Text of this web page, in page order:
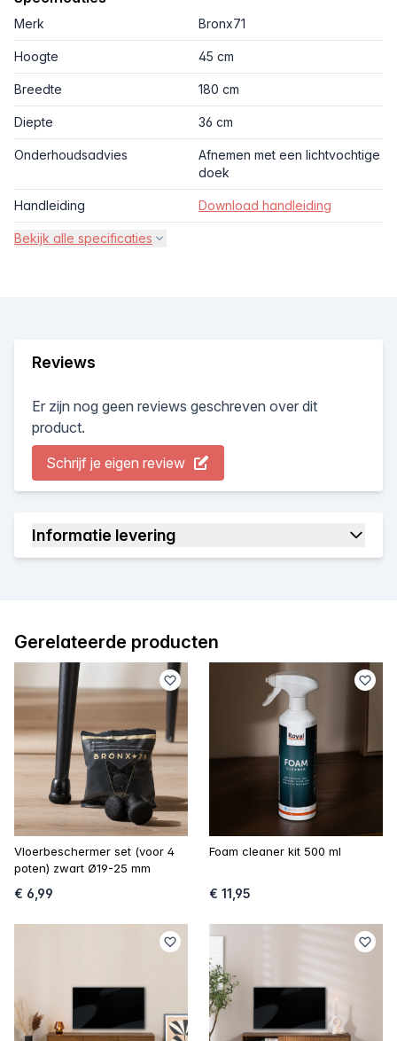
Merk Bronx71
Hoogte 45 cm
Breedte 180 cm
Diepte 36 cm
Onderhoudsadvies
Afnemen met een lichtvochtige
doek
Handleiding Download handleiding
Bekijk alle specificaties
Reviews
Er zijn nog geen reviews geschreven over dit
product.
Schrijf je eigen review
Informatie levering
Gerelateerde producten
Vloerbeschermer set (voor 4
poten) zwart Ø19-25 mm
€ 6,99
Foam cleaner kit 500 ml
€ 11,95